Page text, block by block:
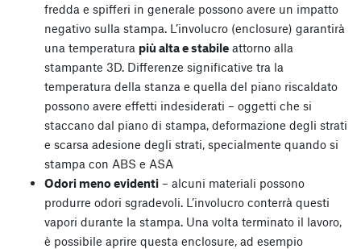
fredda e spifferi in generale possono avere un impatto
negativo sulla stampa. L’involucro (enclosure) garantirà
una temperatura più alta e stabile attorno alla
stampante 3D. Differenze significative tra la
temperatura della stanza e quella del piano riscaldato
possono avere effetti indesiderati – oggetti che si
staccano dal piano di stampa, deformazione degli strati
e scarsa adesione degli strati, specialmente quando si
stampa con ABS e ASA
Odori meno evidenti – alcuni materiali possono
produrre odori sgradevoli. L’involucro conterrà questi
vapori durante la stampa. Una volta terminato il lavoro,
è possibile aprire questa enclosure, ad esempio